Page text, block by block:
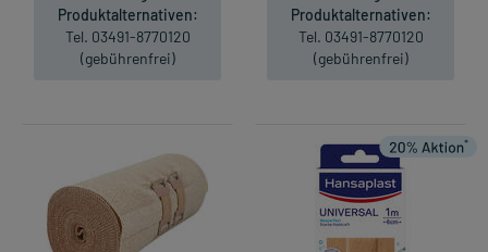
Produktalternativen:
Tel. 03491-8770120
(gebührenfrei)
Produktalternativen:
Tel. 03491-8770120
(gebührenfrei)